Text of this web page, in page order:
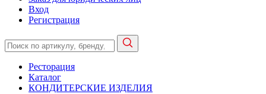
Вход
Регистрация
Ресторация
Каталог
КОНДИТЕРСКИЕ ИЗДЕЛИЯ